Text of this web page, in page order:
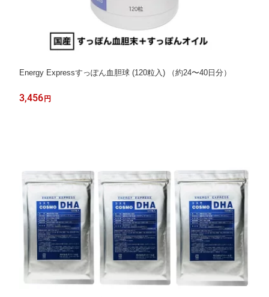
Energy Expressすっぽん血胆球 (120粒入) （約24〜40日分）
3,456円